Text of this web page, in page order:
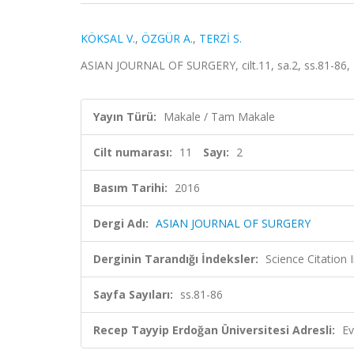
KÖKSAL V., ÖZGÜR A., TERZİ S.
ASIAN JOURNAL OF SURGERY, cilt.11, sa.2, ss.81-
Yayın Türü: Makale / Tam Makale
Cilt numarası: 11 Sayı: 2
Basım Tarihi: 2016
Dergi Adı: ASIAN JOURNAL OF SURGERY
Derginin Tarandığı İndeksler: Science Citation
Sayfa Sayıları: ss.81-86
Recep Tayyip Erdoğan Üniversitesi Adresli: